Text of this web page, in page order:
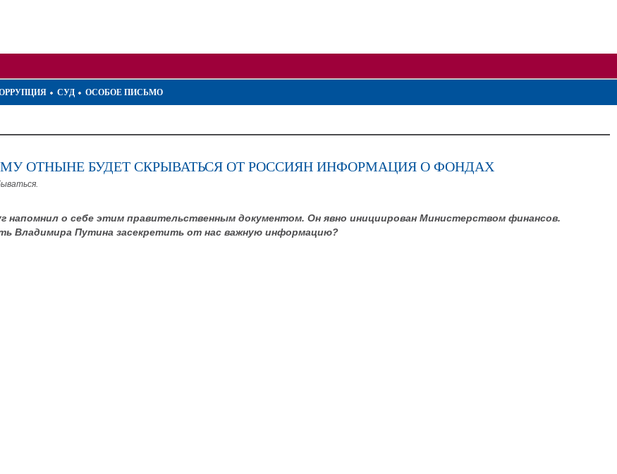
СУД ОСОБОЕ ПИСЬМО
ОТНЫНЕ БУДЕТ СКРЫВАТЬСЯ ОТ РОССИЯН ИНФОРМАЦИЯ О ФОНДАХ
напомнил о себе этим правительственным документом. Он явно инициирован Министерством финансов.
Владимира Путина засекретить от нас важную информацию?